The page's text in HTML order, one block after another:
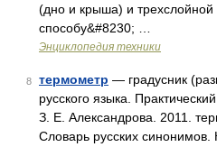
(дно и крыша) и трехслойной
способу&#8230; …
Энциклопедия техники
8 термометр — градусник
русского языка.
З. Е. Александрова. 2011.
Словарь русских синонимов.